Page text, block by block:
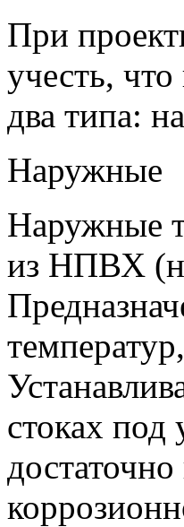
При
учесть,
два типа:
Наружные
Наружные
из НПВХ
стоках